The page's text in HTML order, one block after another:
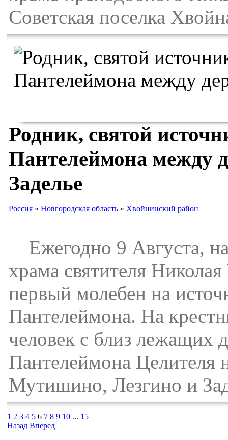
Советская поселка
Родник, святой
Пантелеймона между
Заделье
Россия » Новгородская область » Хвойнинский район
Ежегодно 9 Августа,
храма святителя
первый молебен на
Пантелеймона. На
человек с близ лежащих
Пантелеймона Целителя
Мутишино, Лезгино и
1 2 3 4 5 6 7 8 9 10 ... 15
Назад Вперед